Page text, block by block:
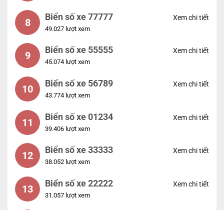
8 Biển số xe 77777
49.027 lượt xem
Xem chi tiết
9 Biển số xe 55555
45.074 lượt xem
Xem chi tiết
10 Biển số xe 56789
43.774 lượt xem
Xem chi tiết
11 Biển số xe 01234
39.406 lượt xem
Xem chi tiết
12 Biển số xe 33333
38.052 lượt xem
Xem chi tiết
13 Biển số xe 22222
31.057 lượt xem
Xem chi tiết